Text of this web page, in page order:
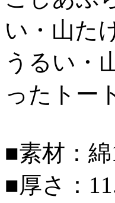
い・山た
うるい・
ったトー
■素材：綿
■厚さ：